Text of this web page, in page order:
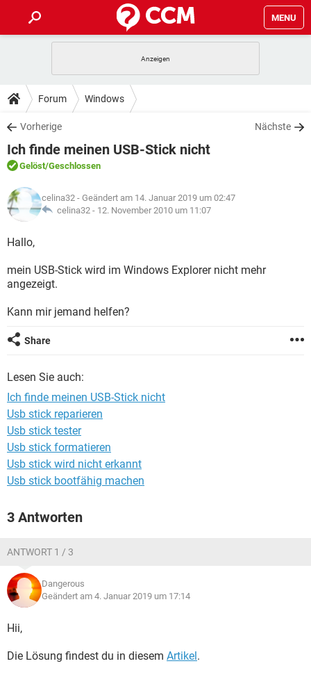
MENU
ANDROID
WINDOWS 10
WHATSAPP TIKTOK
FACEBOOK
TIPPS & TRICKS
SPIELE
WINDOWS 10
WHATSAPP
FACEBOOK HARDWARE
DOWNLOADS
SPIELE STREAMING
ANDROID
WINDOWS 10 INSTAGRAM
WHATSAPP
FACEBOOK
FORUM
SPIELE
ANDROID IOS
FACEBOOK
LEXIKON
SPIELE
ANDROID
WINDOWS 10 INSTAGRAM
WHATSAPP
FACEBOOK
Forum Windows
Vorherige Nächste
Ich finde meinen USB-Stick nicht
Gelöst/Geschlossen
celina32 - Geändert am 14. Januar 2019 um 02:47
celina32 - 12. November 2010 um 11:07
Hallo,
mein USB-Stick wird im Windows Explorer nicht mehr
angezeigt.
Kann mir jemand helfen?
Share
Lesen Sie auch:
Ich finde meinen USB-Stick nicht
Usb stick reparieren
Usb stick tester
Usb stick formatieren
Usb stick wird nicht erkannt
Usb stick bootfähig machen
3 Antworten
ANTWORT 1 / 3
Dangerous
Geändert am 4. Januar 2019 um 17:14
Hii,
Die Lösung findest du in diesem Artikel.